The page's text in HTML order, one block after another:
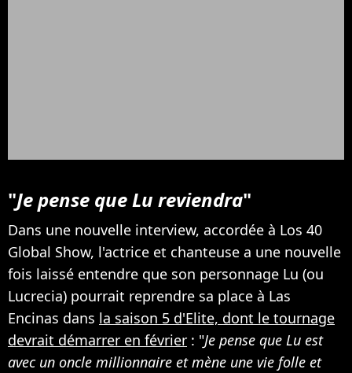
"Je pense que Lu reviendra"
Dans une nouvelle interview, accordée à Los 40
Global Show, l'actrice et chanteuse a une nouvelle
fois laissé entendre que son personnage Lu (ou
Lucrecia) pourrait reprendre sa place à Las
Encinas dans la saison 5 d'Elite, dont le tournage
devrait démarrer en février : "Je pense que Lu est
avec un oncle millionnaire et mène une vie folle et